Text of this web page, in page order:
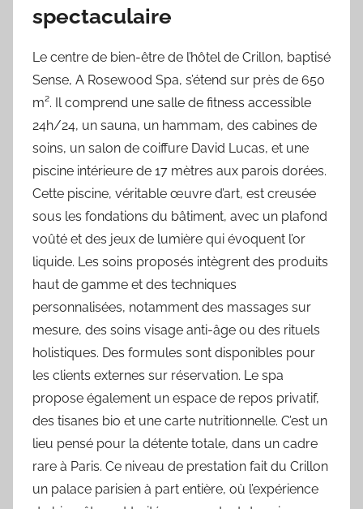
spectaculaire
Le centre de bien-être de l’hôtel de Crillon, baptisé
Sense, A Rosewood Spa, s’étend sur près de 650
m². Il comprend une salle de fitness accessible
24h/24, un sauna, un hammam, des cabines de
soins, un salon de coiffure David Lucas, et une
piscine intérieure de 17 mètres aux parois dorées.
Cette piscine, véritable œuvre d’art, est creusée
sous les fondations du bâtiment, avec un plafond
voûté et des jeux de lumière qui évoquent l’or
liquide. Les soins proposés intègrent des produits
haut de gamme et des techniques
personnalisées, notamment des massages sur
mesure, des soins visage anti-âge ou des rituels
holistiques. Des formules sont disponibles pour
les clients externes sur réservation. Le spa
propose également un espace de repos privatif,
des tisanes bio et une carte nutritionnelle. C’est un
lieu pensé pour la détente totale, dans un cadre
rare à Paris. Ce niveau de prestation fait du Crillon
un palace parisien à part entière, où l’expérience